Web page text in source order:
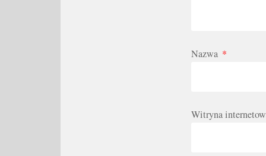
Nazwa *
Witryna